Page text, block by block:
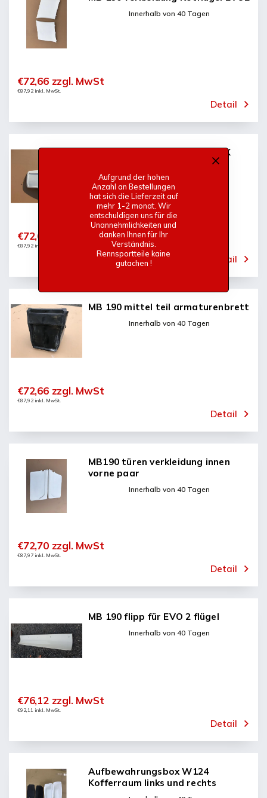
Aufgrund der hohen
Anzahl an Bestellungen
hat sich die Lieferzeit auf
mehr 1-2 monat. Wir
entschuldigen uns für die
Unannehmlichkeiten und
danken Ihnen für Ihr
Verständnis.
Rennsportteile kaine
gutachen !
Innerhalb von 40 Tagen
€87,92 inkl. MwSt.
€72,66 zzgl. MwSt
Detail
MB 190 Kühlschrankmaske GFK
€87,92 inkl. MwSt.
€72,66 zzgl. MwSt
Detail
MB 190 mittel teil armaturenbrett
Innerhalb von 40 Tagen
€87,92 inkl. MwSt.
€72,66 zzgl. MwSt
Detail
MB190 türen verkleidung innen
vorne paar
Innerhalb von 40 Tagen
€87,97 inkl. MwSt.
€72,70 zzgl. MwSt
Detail
MB 190 flipp für EVO 2 flügel
Innerhalb von 40 Tagen
€92,11 inkl. MwSt.
€76,12 zzgl. MwSt
Detail
Aufbewahrungsbox W124
Kofferraum links und rechts